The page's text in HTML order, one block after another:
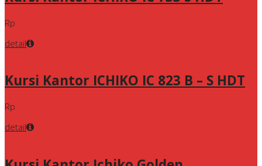
Rp
detail
Kursi Kantor ICHIKO IC 823 B – S HDT
Rp
detail